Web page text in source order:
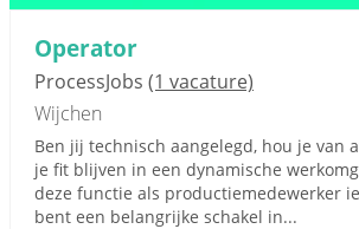
Operator
ProcessJobs (1 vacature)
Wijchen
Ben jij technisch aangelegd, hou je van
je fit blijven in een dynamische
deze functie als productiemedewerker
bent een belangrijke schakel in...